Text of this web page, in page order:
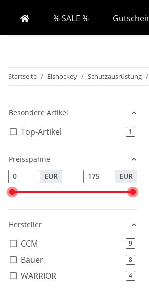
% SALE %
Startseite Eishockey Schutzausrüstung
Besondere Artikel
Top-Artikel 1
Preisspanne
EUR
EUR
Hersteller
CCM 9
Bauer 8
WARRIOR 4